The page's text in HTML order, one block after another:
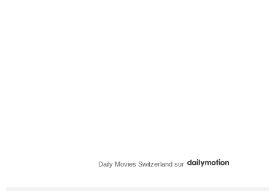
Daily Movies Switzerland sur